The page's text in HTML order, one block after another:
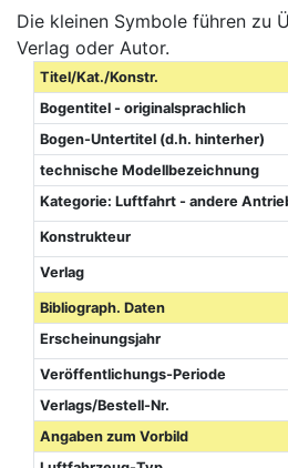
Die kleinen Symbole führen zu
Verlag oder Autor.
Titel/Kat./Konstr.
Bogentitel - originalsprachlich
Bogen-Untertitel (d.h. hinterher)
technische Modellbezeichnung
Kategorie: Luftfahrt - andere
Konstrukteur
Verlag
Bibliograph. Daten
Erscheinungsjahr
Veröffentlichungs-Periode
Verlags/Bestell-Nr.
Angaben zum Vorbild